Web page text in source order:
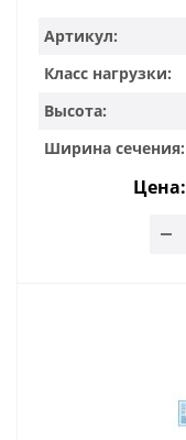
Артикул:
Класс нагрузки:
Высота:
Ширина сечения:
Цена: